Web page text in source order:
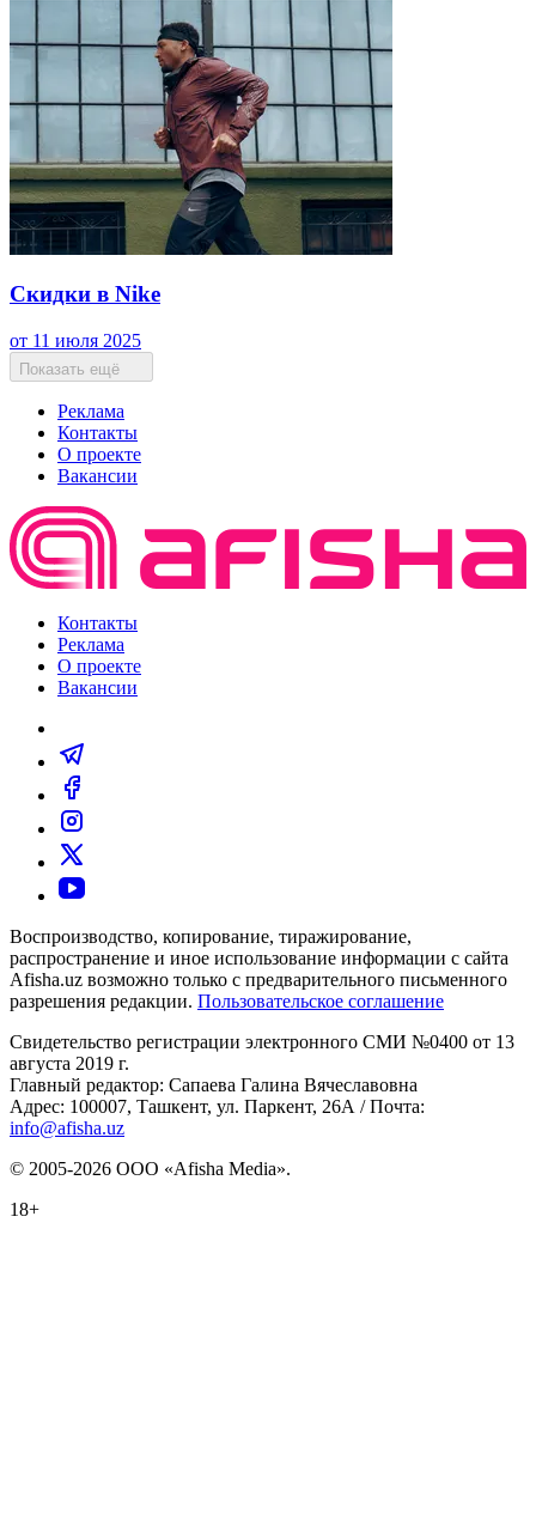
Скидки в Nike
от 11 июля 2025
Показать ещё
Реклама
Контакты
О проекте
Вакансии
Контакты
Реклама
О проекте
Вакансии
Воспроизводство, копирование, тиражирование,
распространение и иное использование информации с сайта
Afisha.uz возможно только с предварительного письменного
разрешения редакции. Пользовательское соглашение
Свидетельство регистрации электронного СМИ №0400 от 13
августа 2019 г.
Главный редактор: Сапаева Галина Вячеславовна
Адрес: 100007, Ташкент, ул. Паркент, 26А / Почта:
info@afisha.uz
© 2005-2026 ООО «Afisha Media».
18+